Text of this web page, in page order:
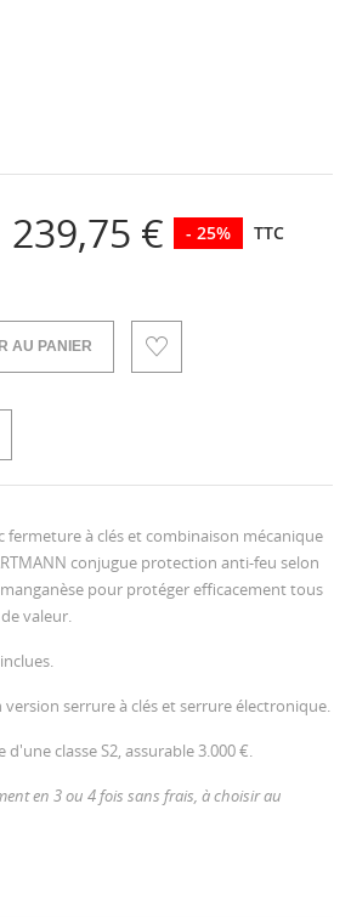
239,75 € - 25% TTC
AU PANIER
fermeture à clés et combinaison mécanique
conjugue protection anti-feu selon
pour protéger efficacement tous
valeur.
serrure à clés et serrure électronique.
d'une classe S2, assurable 3.000 €.
en 3 ou 4 fois sans frais, à choisir au